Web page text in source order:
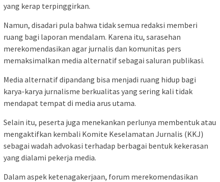
yang kerap terpinggirkan.
Namun, disadari pula bahwa tidak semua redaksi memberi
ruang bagi laporan mendalam. Karena itu, sarasehan
merekomendasikan agar jurnalis dan komunitas pers
memaksimalkan media alternatif sebagai saluran publikasi.
Media alternatif dipandang bisa menjadi ruang hidup bagi
karya-karya jurnalisme berkualitas yang sering kali tidak
mendapat tempat di media arus utama.
Selain itu, peserta juga menekankan perlunya membentuk atau
mengaktifkan kembali Komite Keselamatan Jurnalis (KKJ)
sebagai wadah advokasi terhadap berbagai bentuk kekerasan
yang dialami pekerja media.
Dalam aspek ketenagakerjaan, forum merekomendasikan